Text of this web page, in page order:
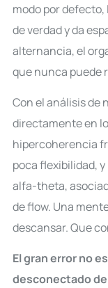
modo por
de verdad y da
alternancia, el
que nunca puede
Con el análisis de
directamente en
hipercoherencia
poca flexibilidad,
alfa-theta,
de flow. Una
descansar. Que
El gran error no
desconectado